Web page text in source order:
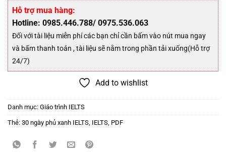
Hỗ trợ mua hàng:
Hotline: 0985.446.788/ 0975.536.063
Đối với tài liệu miễn phí các bạn chỉ cần bấm vào nút mua ngay
và bấm thanh toán , tài liệu sẽ nằm trong phần tải xuống(Hỗ trợ
24/7)
Add to wishlist
Danh mục: Giáo trình IELTS
Thẻ: 30 ngày phủ xanh IELTS IELTS PDF